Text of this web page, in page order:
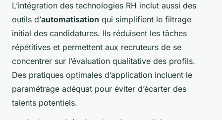
L’intégration des technologies RH inclut aussi des
outils d’automatisation qui simplifient le filtrage
initial des candidatures. Ils réduisent les tâches
répétitives et permettent aux recruteurs de se
concentrer sur l’évaluation qualitative des profils.
Des pratiques optimales d’application incluent le
paramétrage adéquat pour éviter d’écarter des
talents potentiels.